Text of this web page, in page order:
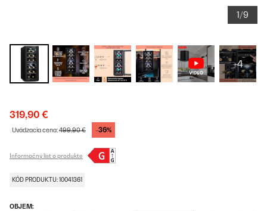
1/9
+4
319,90 €
Uvádzacia cena:499,90 € -36%
Informačný list o produkte
KÓD PRODUKTU: 10041361
OBJEM: